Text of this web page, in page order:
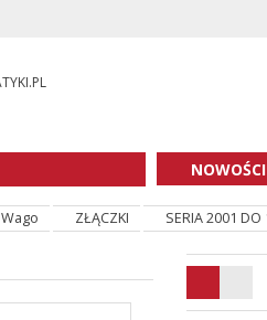
NOWOŚCI
Wago ZŁĄCZKI SERIA 2001 DO